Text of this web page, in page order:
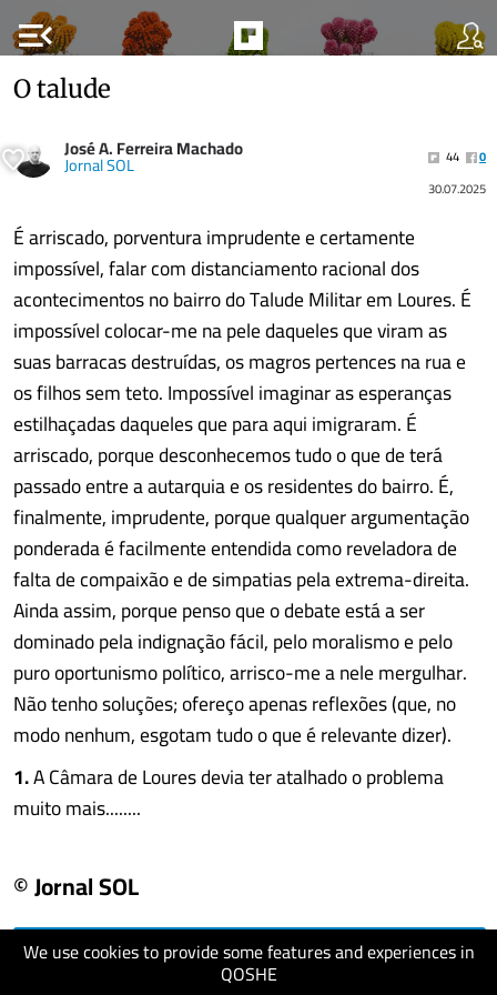
menu_open
We use cookies to provide some features and experiences in
QOSHE
O talude
José A. Ferreira Machado
Jornal SOL 44
0
30.07.2025
É arriscado, porventura imprudente e certamente
impossível, falar com distanciamento racional dos
acontecimentos no bairro do Talude Militar em Loures. É
impossível colocar-me na pele daqueles que viram as
suas barracas destruídas, os magros pertences na rua e
os filhos sem teto. Impossível imaginar as esperanças
estilhaçadas daqueles que para aqui imigraram. É
arriscado, porque desconhecemos tudo o que de terá
passado entre a autarquia e os residentes do bairro. É,
finalmente, imprudente, porque qualquer argumentação
ponderada é facilmente entendida como reveladora de
falta de compaixão e de simpatias pela extrema-direita.
Ainda assim, porque penso que o debate está a ser
dominado pela indignação fácil, pelo moralismo e pelo
puro oportunismo político, arrisco-me a nele mergulhar.
Não tenho soluções; ofereço apenas reflexões (que, no
modo nenhum, esgotam tudo o que é relevante dizer).
1.A Câmara de Loures devia ter atalhado o problema
muito mais........
© Jornal SOL
visit website